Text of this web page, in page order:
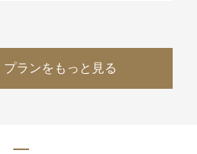
プランをもっと見る